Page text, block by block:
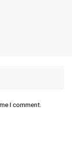
I comment.